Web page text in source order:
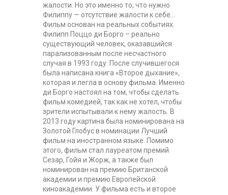
жалости. Но это именно то, что нужно
Филиппу — отсутствие жалости к себе...
Фильм основан на реальных событиях.
Филипп Поццо ди Борго – реально
существующий человек, оказавшийся
парализованным после несчастного
случая в 1993 году. После случившегося
была написана книга «Второе дыхание»,
которая и легла в основу фильма. Именно
ди Борго настоял на том, чтобы сделать
фильм комедией, так как не хотел, чтобы
зрители испытывали к нему жалость. В
2013 году картина была номинирована на
Золотой Глобус в номинации Лучший
фильм на иностранном языке. Помимо
этого, фильм стал лауреатом премий
Сезар, Гойя и Жорж, а также был
номинирован на премию Британской
академии и премию Европейской
киноакадемии. У фильма есть и второе